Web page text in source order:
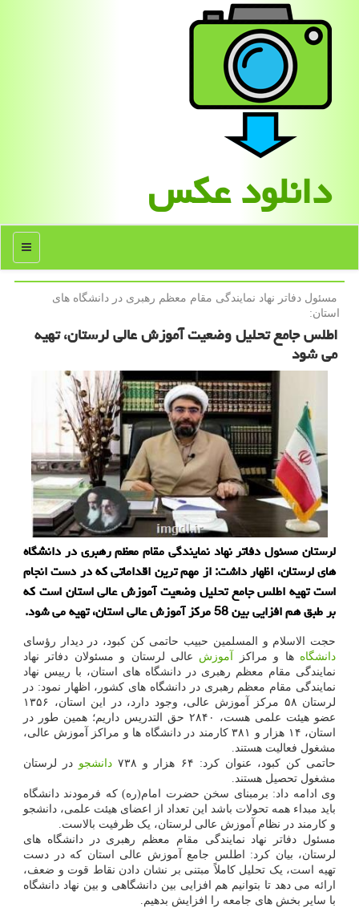
دانلود عكس
منو
مسئول دفاتر نهاد نمایندگی مقام معظم رهبری در دانشگاه های
استان:
اطلس جامع تحلیل وضعیت آموزش عالی لرستان، تهیه
می شود
لرستان مسئول دفاتر نهاد نمایندگی مقام معظم رهبری در دانشگاه
های لرستان، اظهار داشت: از مهم ترین اقداماتی که در دست انجام
است تهیه اطلس جامع تحلیل وضعیت آموزش عالی استان است که
بر طبق هم افزایی بین 58 مرکز آموزش عالی استان، تهیه می شود.
حجت الاسلام و المسلمین حبیب حاتمی کن کبود، در دیدار رؤسای
دانشگاه ها و مراکز آموزش عالی لرستان و مسئولان دفاتر نهاد
نمایندگی مقام معظم رهبری در دانشگاه های استان، با رییس نهاد
نمایندگی مقام معظم رهبری در دانشگاه های کشور، اظهار نمود: در
لرستان ۵۸ مرکز آموزش عالی، وجود دارد، در این استان، ۱۳۵۶
عضو هیئت علمی هست، ۲۸۴۰ حق التدریس داریم؛ همین طور در
استان، ۱۴ هزار و ۳۸۱ کارمند در دانشگاه ها و مراکز آموزش عالی،
مشغول فعالیت هستند.
حاتمی کن کبود، عنوان کرد: ۶۴ هزار و ۷۳۸
دانشجو در لرستان
مشغول تحصیل هستند.
وی ادامه داد: برمبنای سخن حضرت امام(ره) که فرمودند دانشگاه
باید مبداء همه تحولات باشد این تعداد از اعضای هیئت علمی، دانشجو
و کارمند در نظام آموزش عالی لرستان، یک ظرفیت بالاست.
مسئول دفاتر نهاد نمایندگی مقام معظم رهبری در دانشگاه های
لرستان، بیان کرد: اطلس جامع آموزش عالی استان که در دست
تهیه است، یک تحلیل کاملاً مبتنی بر نشان دادن نقاط قوت و ضعف،
ارائه می دهد تا بتوانیم هم افزایی بین دانشگاهی و بین نهاد دانشگاه
با سایر بخش های جامعه را افزایش بدهیم.